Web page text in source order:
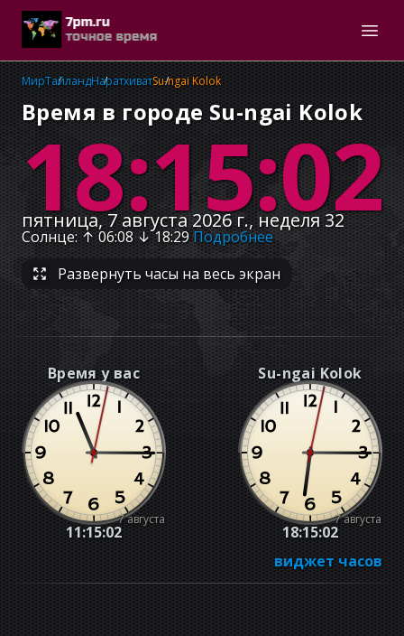
МирТайландНаратхиватSu-ngai Kolok
Время в городе Su-ngai Kolok
18:15:02
пятница, 7 августа 2026 г., неделя 32
Солнце: ↑06:08↓18:29Подробнее
Развернуть часы на весь экран
Время у вас
11:15:02
7 августа
Su-ngai Kolok
18:15:02
7 августа
виджет часов